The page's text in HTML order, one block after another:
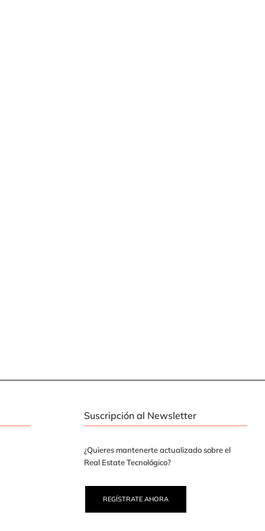
Suscripción al Newsletter
¿Quieres mantenerte actualizado sobre el
Real Estate Tecnológico?
REGÍSTRATE AHORA